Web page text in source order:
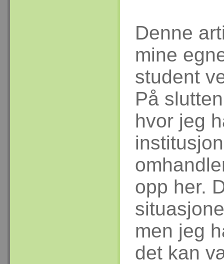
Denne
mine
student
På
hvor jeg
opp her.
men jeg
det kan